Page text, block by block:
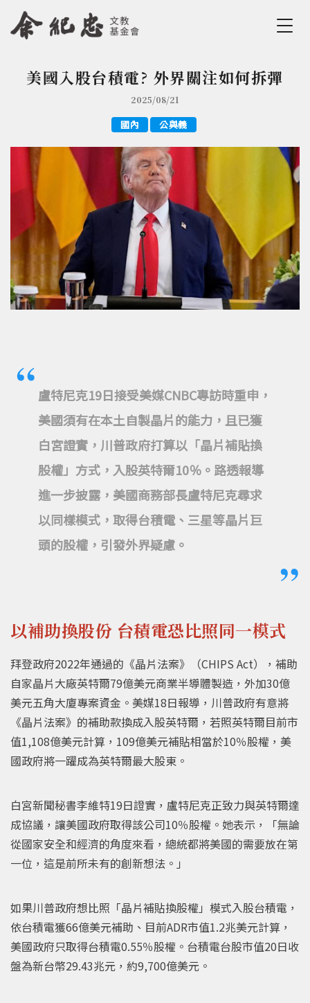
Jump to Navigation
Jump to Main content
您在這裡
美國入股台積電? 外界關注如何拆彈
2025/08/21
國內 公與義
盧特尼克19日接受美媒CNBC專訪時重申，
美國須有在本土自製晶片的能力，且已獲
白宮證實，川普政府打算以「晶片補貼換
股權」方式，入股英特爾10％。路透報導
進一步披露，美國商務部長盧特尼克尋求
以同樣模式，取得台積電、三星等晶片巨
頭的股權，引發外界疑慮。
以補助換股份 台積電恐比照同一模式
拜登政府2022年通過的《晶片法案》（CHIPS Act），補助
自家晶片大廠英特爾79億美元商業半導體製造，外加30億
美元五角大廈專案資金。美媒18日報導，川普政府有意將
《晶片法案》的補助款換成入股英特爾，若照英特爾目前市
值1,108億美元計算，109億美元補貼相當於10％股權，美
國政府將一躍成為英特爾最大股東。
白宮新聞秘書李維特19日證實，盧特尼克正致力與英特爾達
成協議，讓美國政府取得該公司10％股權。她表示，「無論
從國家安全和經濟的角度來看，總統都將美國的需要放在第
一位，這是前所未有的創新想法。」
如果川普政府想比照「晶片補貼換股權」模式入股台積電，
依台積電獲66億美元補助、目前ADR市值1.2兆美元計算，
美國政府只取得台積電0.55％股權。台積電台股市值20日收
盤為新台幣29.43兆元，約9,700億美元。